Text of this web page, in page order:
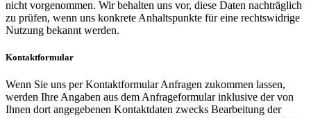
nicht vorgenommen. Wir behalten uns vor, diese Daten nachträglich
zu prüfen, wenn uns konkrete Anhaltspunkte für eine rechtswidrige
Nutzung bekannt werden.
Kontaktformular
Wenn Sie uns per Kontaktformular Anfragen zukommen lassen,
werden Ihre Angaben aus dem Anfrageformular inklusive der von
Ihnen dort angegebenen Kontaktdaten zwecks Bearbeitung der